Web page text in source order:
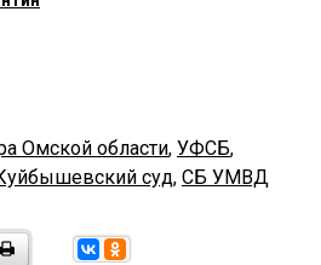
Омской области, УФСБ,
суд, СБ УМВД